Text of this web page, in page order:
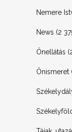
Nemere
News (2
Önellátás
Önismeret